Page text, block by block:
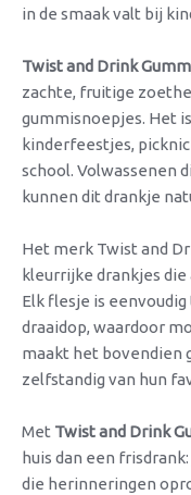
in de smaak valt bij
Twist and Drink
zachte, fruitige
gummisnoepjes. Het
kinderfeestjes,
school. Volwassenen
kunnen dit drankje
Het merk Twist and
kleurrijke drankjes
Elk flesje is
draaidop, waardoor
maakt het bovendien
zelfstandig van hun
Met Twist and Drink
huis dan een
die herinneringen